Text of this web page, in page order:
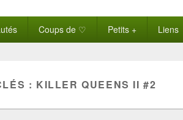
Coups de ♡ Petits + Liens
: KILLER QUEENS II #2